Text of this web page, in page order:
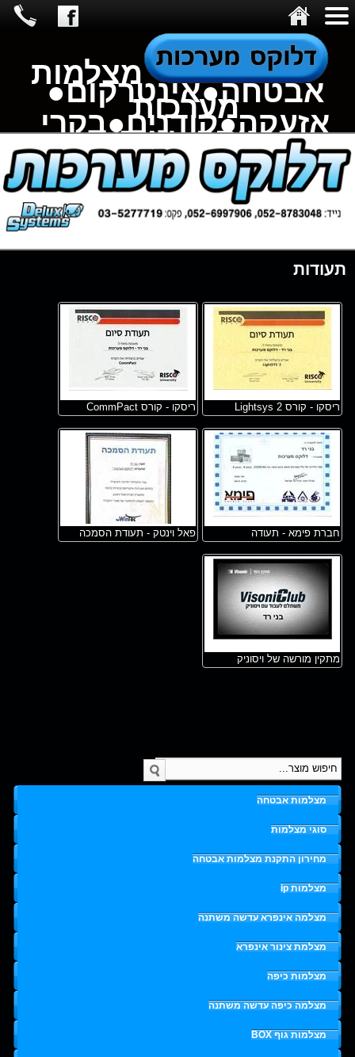
מצלמות
אבטחה●אינטרקום●
מערכות
אזעקה●קודנים●בקרי
כניסה●ועוד...
תעודות
ריסקו - קורס Lightsys 2 ריסקו - קורס CommPact
חברת פימא - תעודה פאל וינטק - תעודת הסמכה
מתקין מורשה של ויסוניק
מצלמות אבטחה
סוגי מצלמות
מחירון התקנת מצלמות אבטחה
מצלמות ip
מצלמה אינפרא עדשה משתנה
מצלמת צינור אינפרא
מצלמות כיפה
מצלמה כיפה עדשה משתנה
מצלמות גוף BOX